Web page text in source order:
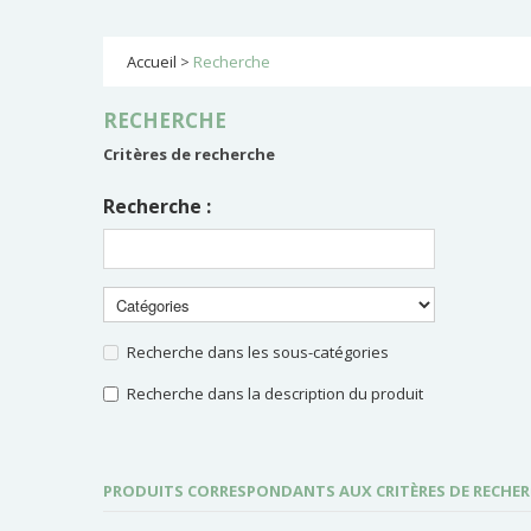
Accueil > Recherche
RECHERCHE
Critères de recherche
Recherche :
Recherche dans les sous-catégories
Recherche dans la description du produit
PRODUITS CORRESPONDANTS AUX CRITÈRES DE